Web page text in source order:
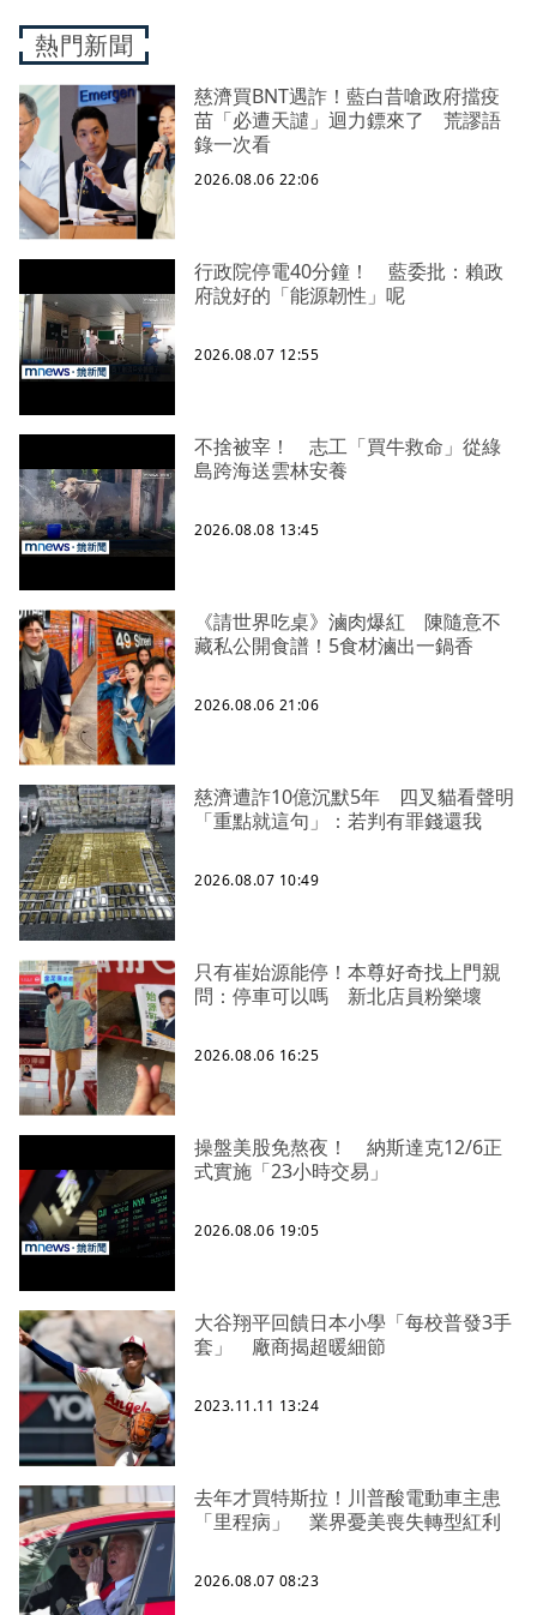
熱門新聞
慈濟買BNT遇詐！藍白昔嗆政府擋疫
苗「必遭天譴」迴力鏢來了 荒謬語
錄一次看
2026.08.06 22:06
行政院停電40分鐘！ 藍委批：賴政
府說好的「能源韌性」呢
2026.08.07 12:55
不捨被宰！ 志工「買牛救命」從綠
島跨海送雲林安養
2026.08.08 13:45
《請世界吃桌》滷肉爆紅 陳隨意不
藏私公開食譜！5食材滷出一鍋香
2026.08.06 21:06
慈濟遭詐10億沉默5年 四叉貓看聲明
「重點就這句」：若判有罪錢還我
2026.08.07 10:49
只有崔始源能停！本尊好奇找上門親
問：停車可以嗎 新北店員粉樂壞
2026.08.06 16:25
操盤美股免熬夜！ 納斯達克12/6正
式實施「23小時交易」
2026.08.06 19:05
大谷翔平回饋日本小學「每校普發3手
套」 廠商揭超暖細節
2023.11.11 13:24
去年才買特斯拉！川普酸電動車主患
「里程病」 業界憂美喪失轉型紅利
2026.08.07 08:23